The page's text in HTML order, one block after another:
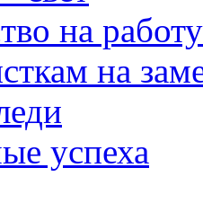
на работу
на
успеха